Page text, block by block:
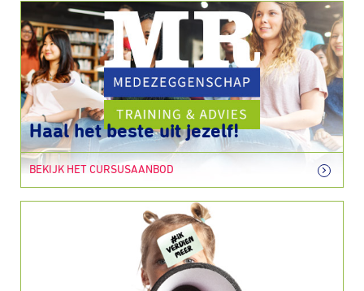
Haal het beste uit jezelf!
BEKIJK HET CURSUSAANBOD